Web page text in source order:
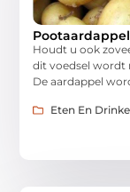
Houdt u ook
dit voedsel wordt
De aardappel
Eten En